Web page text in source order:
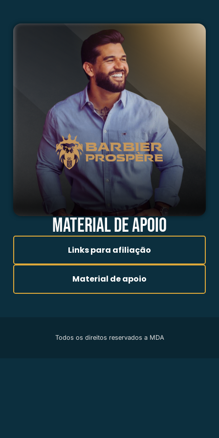
MATERIAL DE APOIO
Links para afiliação
Material de apoio
Todos os direitos reservados a MDA